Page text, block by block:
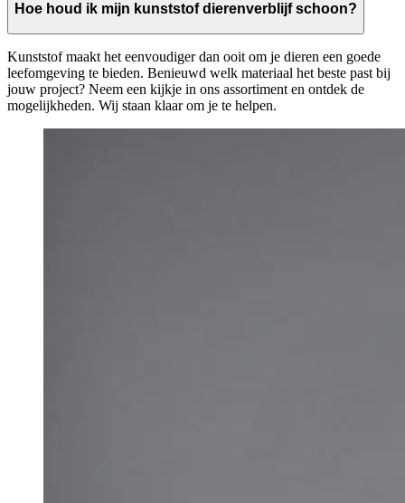
Hoe houd ik mijn kunststof dierenverblijf schoon?
Kunststof maakt het eenvoudiger dan ooit om je dieren een goede
leefomgeving te bieden. Benieuwd welk materiaal het beste past bij
jouw project? Neem een kijkje in ons assortiment en ontdek de
mogelijkheden. Wij staan klaar om je te helpen.